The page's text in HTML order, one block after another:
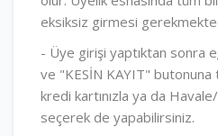
eksiksiz girmesi
- Üye girişi yaptıktan sonra
ve "KESİN KAYIT" butonuna
kredi kartınızla ya da
seçerek de yapabilirsiniz.